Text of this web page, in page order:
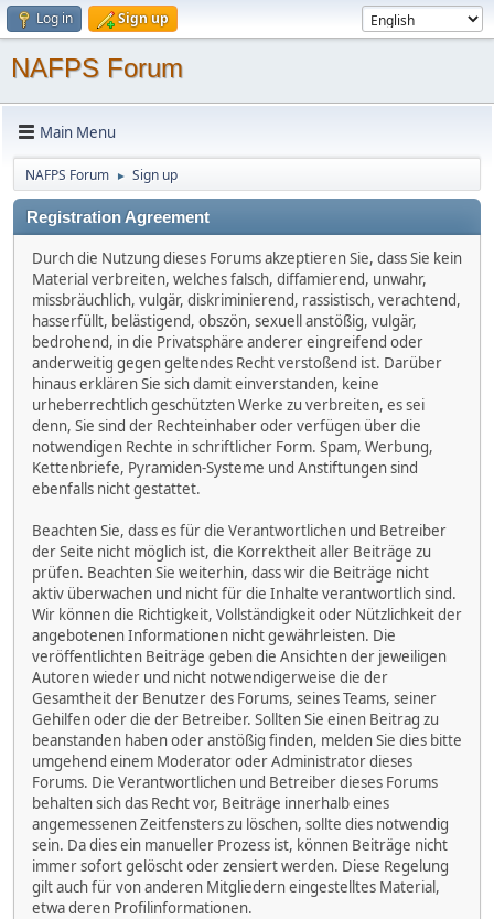
Log in Sign up
NAFPS Forum
Main Menu
NAFPS Forum ► Sign up
Registration Agreement
Durch die Nutzung dieses Forums akzeptieren Sie, dass Sie kein
Material verbreiten, welches falsch, diffamierend, unwahr,
missbräuchlich, vulgär, diskriminierend, rassistisch, verachtend,
hasserfüllt, belästigend, obszön, sexuell anstößig, vulgär,
bedrohend, in die Privatsphäre anderer eingreifend oder
anderweitig gegen geltendes Recht verstoßend ist. Darüber
hinaus erklären Sie sich damit einverstanden, keine
urheberrechtlich geschützten Werke zu verbreiten, es sei
denn, Sie sind der Rechteinhaber oder verfügen über die
notwendigen Rechte in schriftlicher Form. Spam, Werbung,
Kettenbriefe, Pyramiden-Systeme und Anstiftungen sind
ebenfalls nicht gestattet.
Beachten Sie, dass es für die Verantwortlichen und Betreiber
der Seite nicht möglich ist, die Korrektheit aller Beiträge zu
prüfen. Beachten Sie weiterhin, dass wir die Beiträge nicht
aktiv überwachen und nicht für die Inhalte verantwortlich sind.
Wir können die Richtigkeit, Vollständigkeit oder Nützlichkeit der
angebotenen Informationen nicht gewährleisten. Die
veröffentlichten Beiträge geben die Ansichten der jeweiligen
Autoren wieder und nicht notwendigerweise die der
Gesamtheit der Benutzer des Forums, seines Teams, seiner
Gehilfen oder die der Betreiber. Sollten Sie einen Beitrag zu
beanstanden haben oder anstößig finden, melden Sie dies bitte
umgehend einem Moderator oder Administrator dieses
Forums. Die Verantwortlichen und Betreiber dieses Forums
behalten sich das Recht vor, Beiträge innerhalb eines
angemessenen Zeitfensters zu löschen, sollte dies notwendig
sein. Da dies ein manueller Prozess ist, können Beiträge nicht
immer sofort gelöscht oder zensiert werden. Diese Regelung
gilt auch für von anderen Mitgliedern eingestelltes Material,
etwa deren Profilinformationen.